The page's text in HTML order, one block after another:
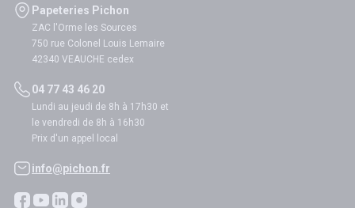
Papeteries Pichon
ZAC l'Orme les Sources
750 rue Colonel Louis Lemaire
42340 VEAUCHE cedex
04 77 43 46 20
Lundi au jeudi de 8h à 17h30 et
le vendredi de 8h à 16h30
Prix d'un appel local
info@pichon.fr